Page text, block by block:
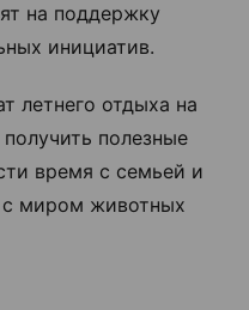
на поддержку
инициатив.
летнего отдыха на
полезные
время с семьей и
с миром животных